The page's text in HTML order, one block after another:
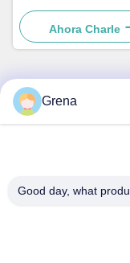
semiautomático de
para el recuento
componentes
Ahora Charle
Contacto rápido
Heping, Calle
Grena
Good day, what